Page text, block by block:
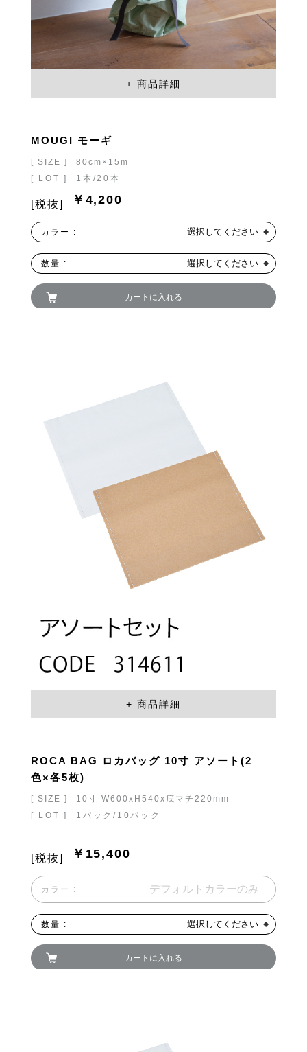
MOUGI モーギ
[ SIZE ]
80cm×15m
[ LOT ]
1本/20本
￥4,200
[税抜]
カラー : 選択してください
数量 : 選択してください
カートに入れる
ROCA BAG ロカバッグ 10寸 アソート(2
色×各5枚)
[ SIZE ]
10寸 W600xH540x底マチ220mm
[ LOT ]
1パック/10パック
￥15,400
[税抜]
カラー :
数量 : 選択してください
カートに入れる